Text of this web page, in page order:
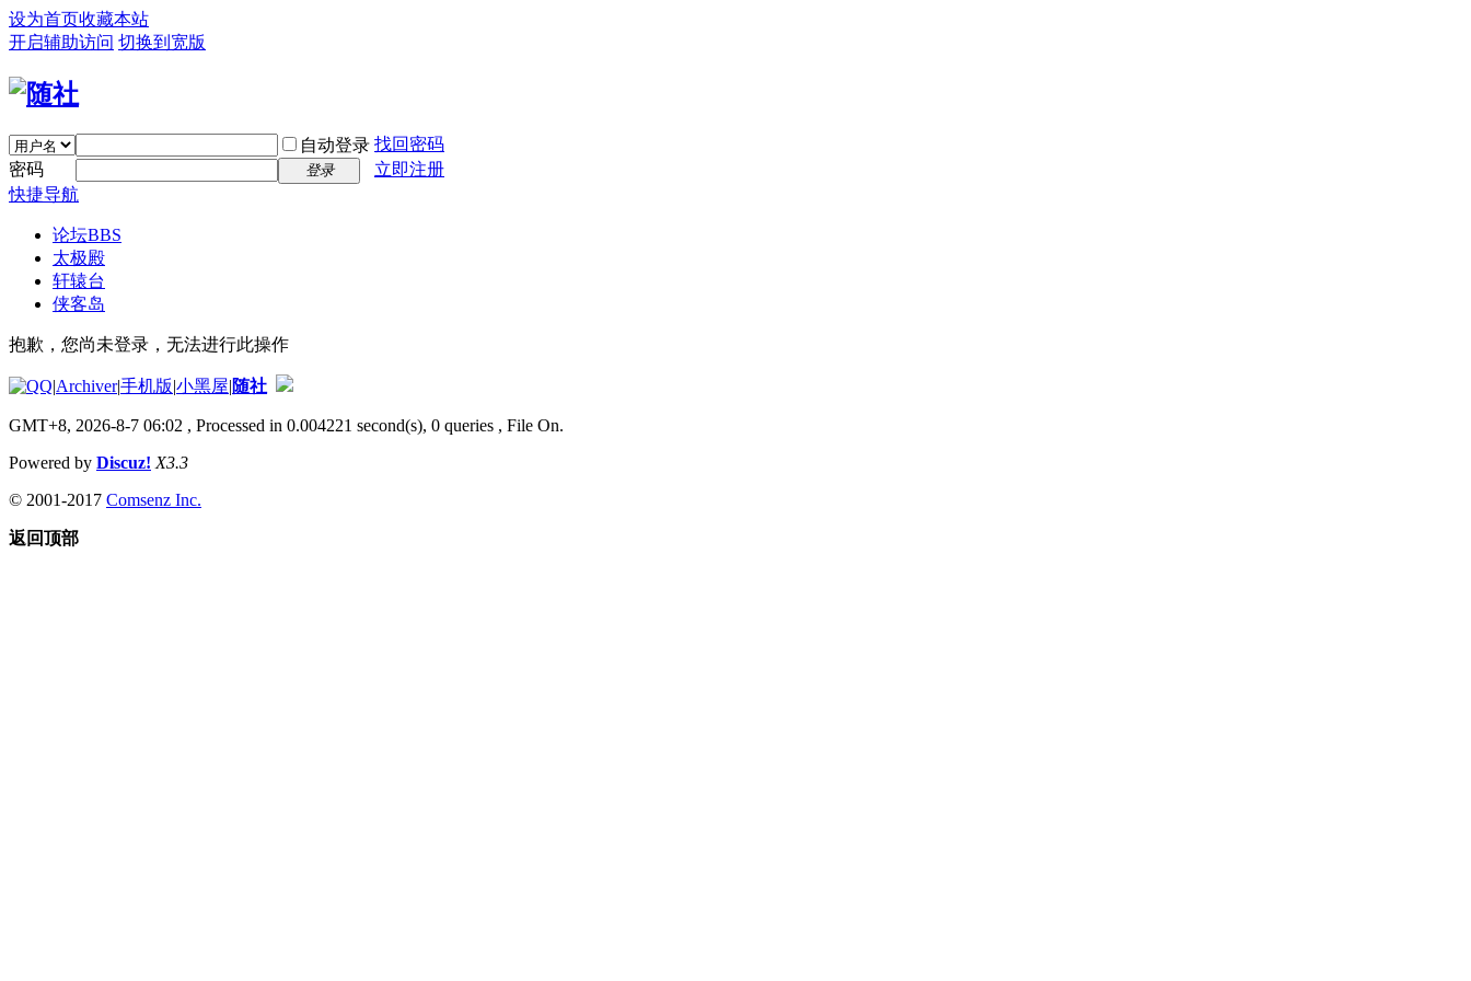
设为首页收藏本站
开启辅助访问 切换到宽版
自动登录 找回密码
密码
登录
立即注册
快捷导航
论坛BBS
太极殿
轩辕台
侠客岛
抱歉，您尚未登录，无法进行此操作
|Archiver|手机版|小黑屋|随社
GMT+8, 2026-8-7 06:02 , Processed in 0.004221 second(s), 0 queries , File On.
Powered by Discuz! X3.3
© 2001-2017 Comsenz Inc.
返回顶部